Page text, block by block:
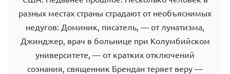
разных местах страны страдают от необъяснимых
недугов: Доминик, писатель, — от лунатизма,
Джинджер, врач в больнице при Колумбийском
университете, — от кратких отключений
сознания, священник Брендан теряет веру —